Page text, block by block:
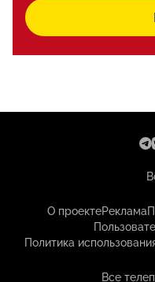
О проектеРеклама
Политика
Все